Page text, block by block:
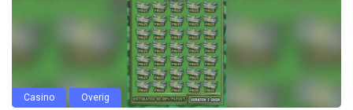
Casino Overig